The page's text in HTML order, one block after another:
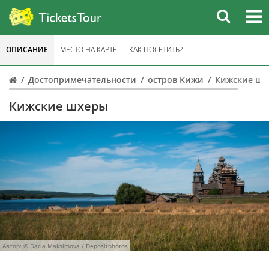
Достопримечательности остров Кижи Кижские
Кижские шхеры
Автор: © Daria Maksimova / Depositphotos
ОПИСАНИЕ МЕСТО НА КАРТЕ КАК ПОСЕТИТЬ?